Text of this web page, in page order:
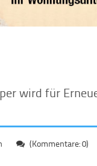
wird für
(Kommentare: 0)